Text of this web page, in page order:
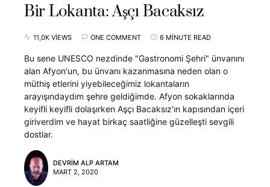
Bir Lokanta: Aşçı Bacaksız
11,0K VIEWS ONE COMMENT 6 MINUTE READ
Bu sene UNESCO nezdinde "Gastronomi Şehri" ünvanını
alan Afyon'un, bu ünvanı kazanmasına neden olan o
müthiş etlerini yiyebileceğimiz lokantaların
arayışındaydım şehre geldiğimde. Afyon sokaklarında
keyifli keyifli dolaşırken Aşçı Bacaksız'ın kapısından içeri
giriverdim ve hayat birkaç saatliğine güzelleşti sevgili
dostlar.
DEVRIM ALP ARTAM
MART 2, 2020